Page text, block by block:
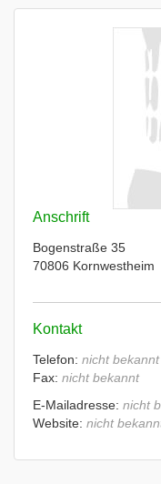
Anschrift
Bogenstraße 35
70806 Kornwestheim
Kontakt
Telefon: nicht bekannt
Fax: nicht bekannt
E-Mailadresse: nicht
Website: nicht